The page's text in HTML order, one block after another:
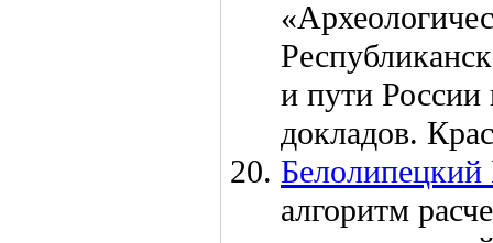
и пути России
докладов.
алгоритм